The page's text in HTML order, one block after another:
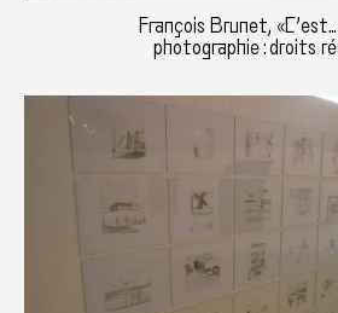
François Brunet,
photographie : droits